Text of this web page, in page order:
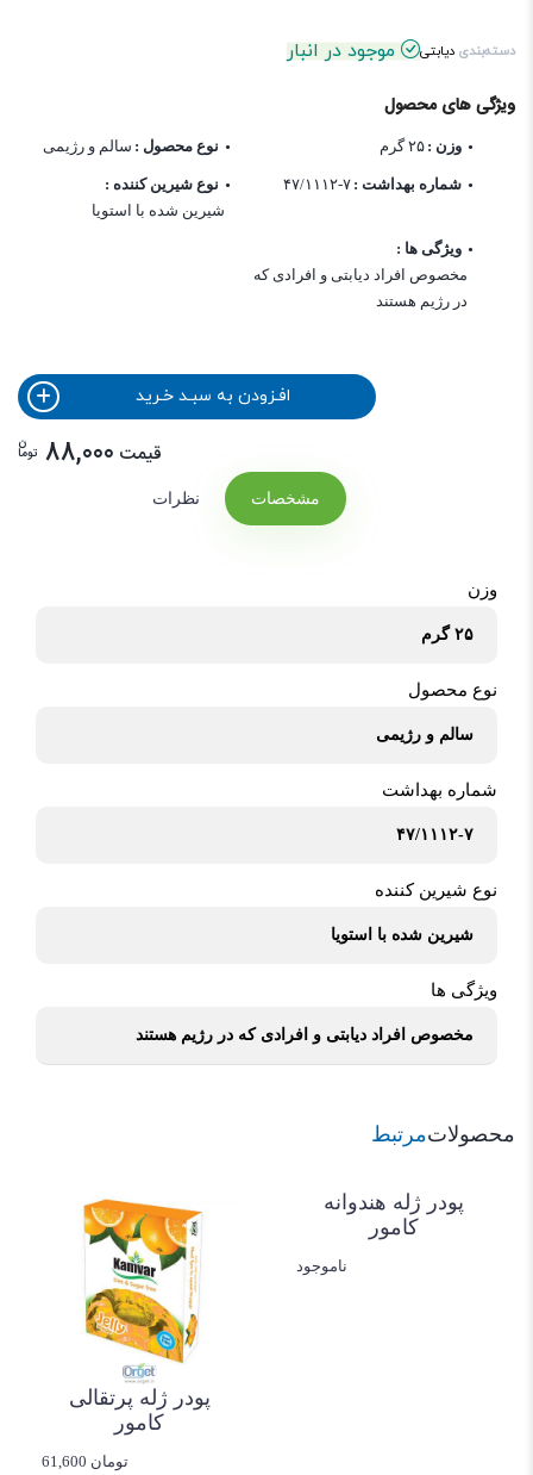
دسته‌بندی دیابتی موجود در انبار
ویژگی های محصول
وزن : ۲۵ گرم نوع محصول : سالم و رژیمی
شماره بهداشت : ۴۷/۱۱۱۲-۷
نوع شیرین کننده :
شیرین شده با استویا
ویژگی ها :
مخصوص افراد دیابتی و افرادی که
در رژیم هستند
افـزودن به سبـد خـرید
قیمت 88,000 توما
ن
مشخصات نظرات
وزن
۲۵ گرم
نوع محصول
سالم و رژیمی
شماره بهداشت
۴۷/۱۱۱۲-۷
نوع شیرین کننده
شیرین شده با استویا
ویژگی ها
مخصوص افراد دیابتی و افرادی که در رژیم هستند
محصولاتمرتبط
پودر ژله پرتقالی
کامور
61,600 تومان
پودر ژله هندوانه
کامور
ناموجود